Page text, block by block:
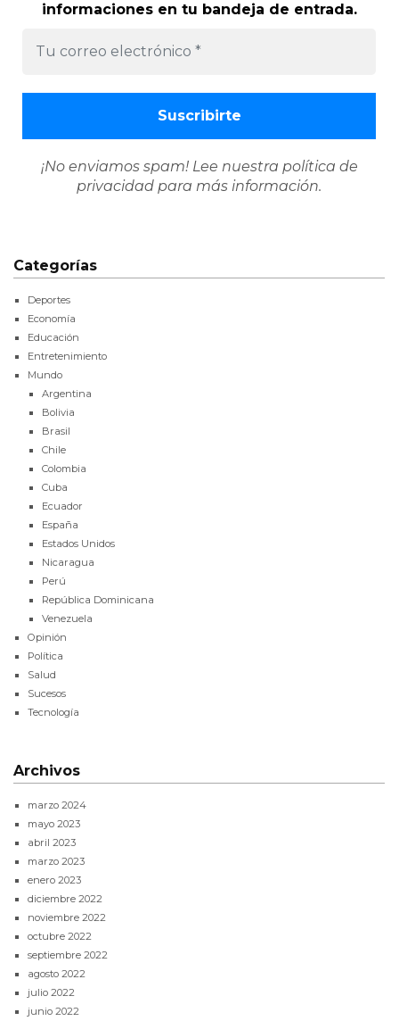
informaciones en tu bandeja de entrada.
¡No enviamos spam! Lee nuestra política de
privacidad para más información.
Categorías
Deportes
Economía
Educación
Entretenimiento
Mundo
Argentina
Bolivia
Brasil
Chile
Colombia
Cuba
Ecuador
España
Estados Unidos
Nicaragua
Perú
República Dominicana
Venezuela
Opinión
Política
Salud
Sucesos
Tecnología
Archivos
marzo 2024
mayo 2023
abril 2023
marzo 2023
enero 2023
diciembre 2022
noviembre 2022
octubre 2022
septiembre 2022
agosto 2022
julio 2022
junio 2022